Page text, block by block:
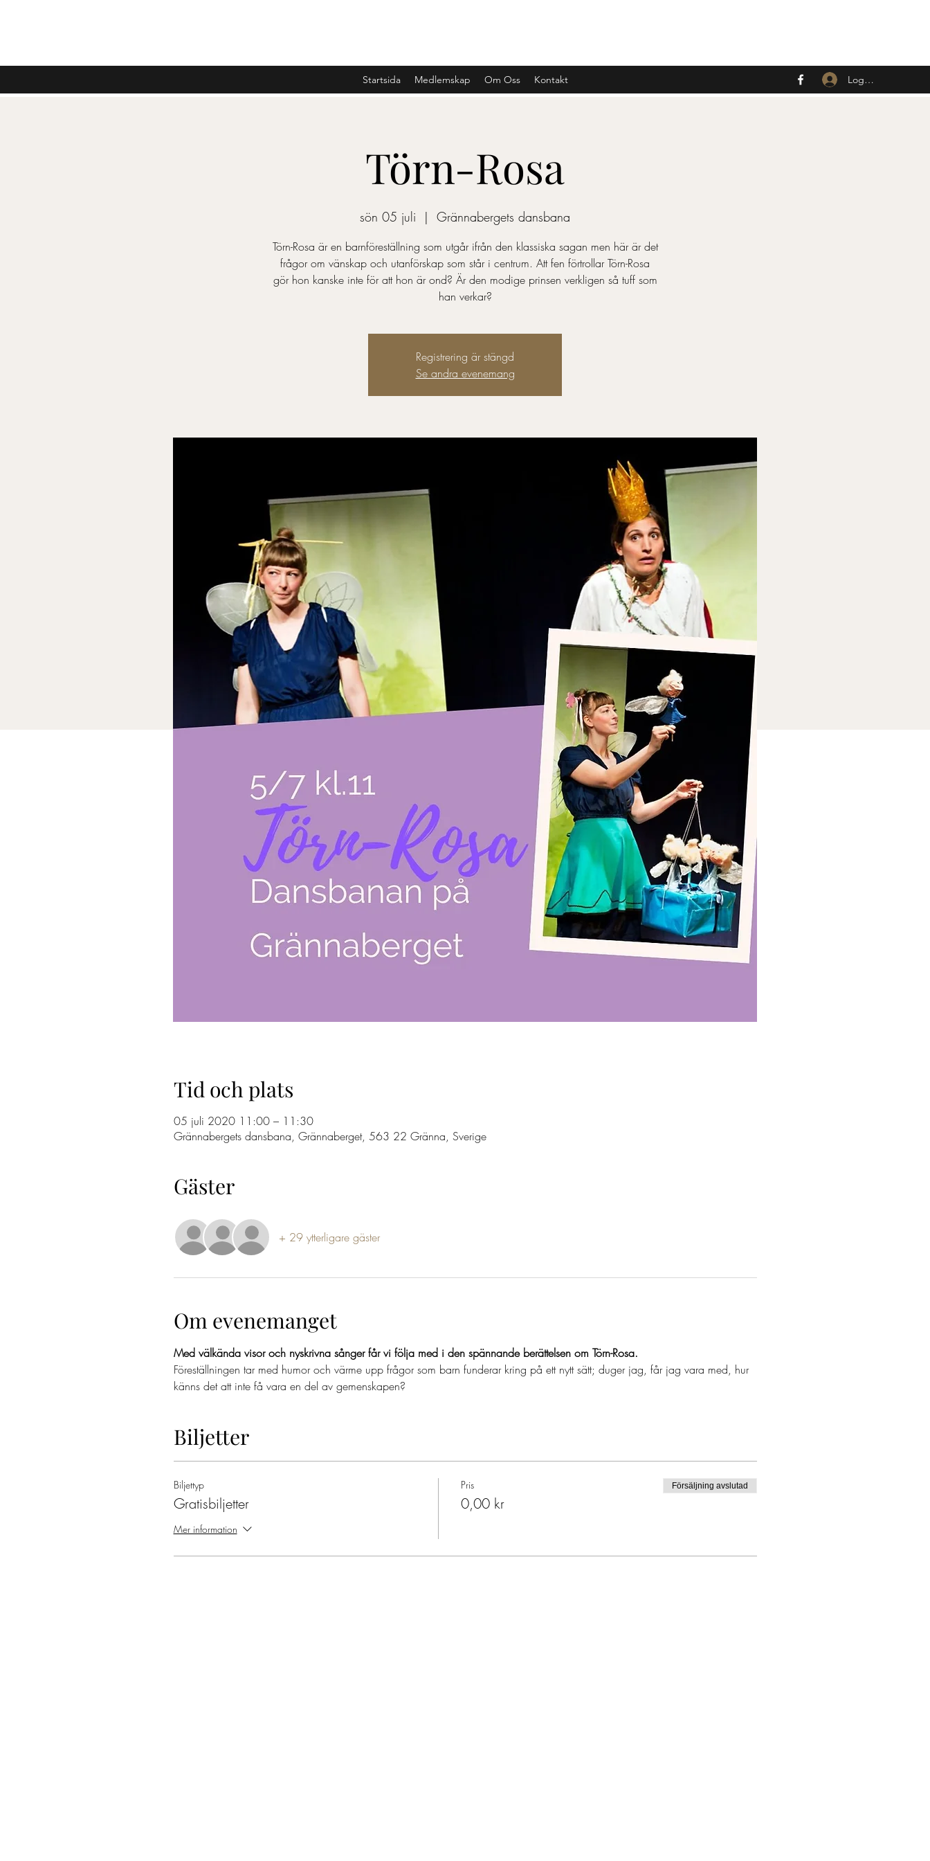
Startsida Medlemskap Om Oss Kontakt Logga in
Törn-Rosa
sön 05 juli
  |
Grännabergets dansbana
Törn-Rosa är en barnföreställning som utgår ifrån den klassiska sagan men här är det
frågor om vänskap och utanförskap som står i centrum. Att fen förtrollar Törn-Rosa
gör hon kanske inte för att hon är ond? Är den modige prinsen verkligen så tuff som
han verkar?
Registrering är stängd
Se andra evenemang
Tid och plats
05 juli 2020 11:00 – 11:30
Grännabergets dansbana, Grännaberget, 563 22 Gränna, Sverige
Gäster
+ 29 ytterligare gäster
Om evenemanget
Med välkända visor och nyskrivna sånger får vi följa med i den spännande berättelsen om Törn-Rosa.
Föreställningen tar med humor och värme upp frågor som barn funderar kring på ett nytt sätt; duger jag, får jag vara med, hur
känns det att inte få vara en del av gemenskapen?
Biljetter
Biljettyp
Gratisbiljetter
Mer information
Pris
0,00 kr
Försäljning avslutad